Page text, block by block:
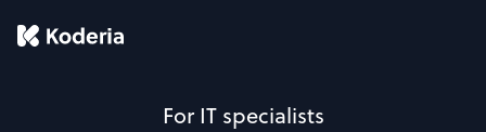
For IT specialists